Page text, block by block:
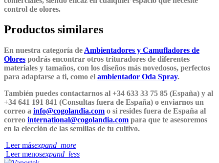
control de olores.
Productos similares
En nuestra categoría de Ambientadores y Camufladores de
Olores podrás encontrar otros trituradores de diferentes
materiales y tamaños, con los diseños más novedosos, perfectos
para adaptarse a ti, como el ambientador Oda Spray.
También puedes contactarnos al +34 633 33 75 85 (España) y al
+34 641 191 841 (Consultas fuera de España) o enviarnos un
correo a info@cogolandia.com o si resides fuera de España al
correo international@cogolandia.com para que te asesoremos
en la elección de las semillas de tu cultivo.
Leer másexpand_more
Leer menosexpand_less